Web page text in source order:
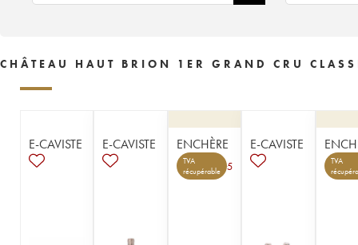
1979
1978
1976 1974
1973
1969
1968
CHÂTEAU HAUT BRION 1ER GRAND CRU
E-CAVISTE E-CAVISTE ENCHÈRE
TVA
récupérable
5
E-CAVISTE
TVA